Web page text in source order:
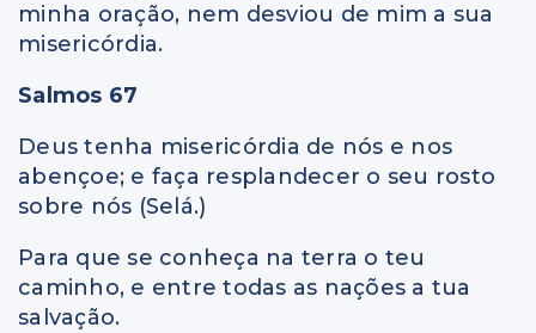
minha oração, nem desviou de mim a sua
misericórdia.
Salmos 67
Deus tenha misericórdia de nós e nos
abençoe; e faça resplandecer o seu rosto
sobre nós (Selá.)
Para que se conheça na terra o teu
caminho, e entre todas as nações a tua
salvação.